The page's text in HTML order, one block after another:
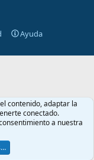
Ayuda
contenido, adaptar la
conectado.
a nuestra